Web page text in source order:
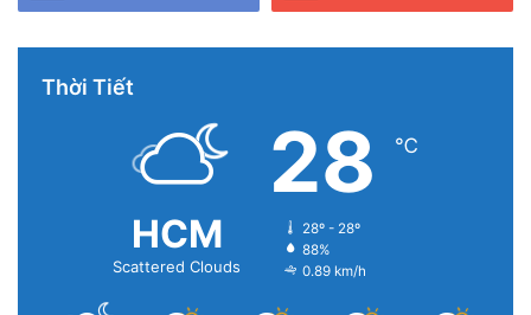
Thời Tiết
HCM
Scattered Clouds
28 ℃
28º - 28º
88%
0.89 km/h